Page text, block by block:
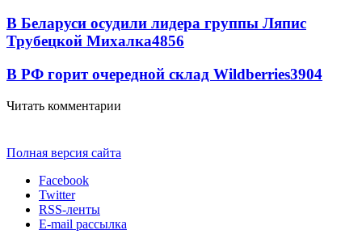
В Беларуси осудили лидера группы Ляпис
Трубецкой Михалка4856
В РФ горит очередной склад Wildberries3904
Читать комментарии
Полная версия сайта
Facebook
Twitter
RSS-ленты
E-mail рассылка